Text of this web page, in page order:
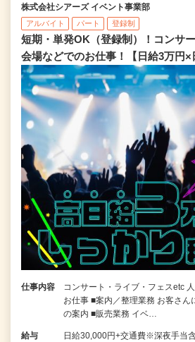
株式会社シアーズ イベント事業部
アルバイト パート 登録制
短期・単発OK（登録制）！コンサ
会場などでのお仕事！【日給3万円×
仕事内容
コンサート・ライブ・フェスetc
お仕事 ■案内／整理業務 お客さん
の案内 ■販売業務 イベ…
給与 日給30,000円+交通費※深夜手当